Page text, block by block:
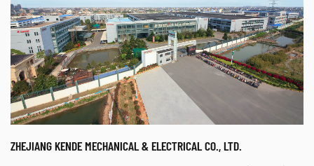
ZHEJIANG KENDE MECHANICAL & ELECTRICAL CO., LTD.